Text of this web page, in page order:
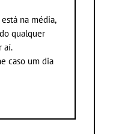
na média,
qualquer
aí.
caso um dia